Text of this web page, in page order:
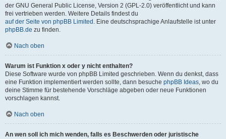
der GNU General Public License, Version 2 (GPL-2.0) veröffentlicht und kann
frei vertrieben werden. Weitere Details findest du
auf der Seite von phpBB Limited . Eine deutschsprachige Anlaufstelle ist unter
phpBB.de zu finden.
Nach oben
Warum ist Funktion x oder y nicht enthalten?
Diese Software wurde von phpBB Limited geschrieben. Wenn du denkst, dass
eine Funktion implementiert werden sollte, dann besuche phpBB Ideas, wo du
deine Stimme für bestehende Vorschläge abgeben oder neue Funktionen
vorschlagen kannst.
Nach oben
An wen soll ich mich wenden, falls es Beschwerden oder juristische